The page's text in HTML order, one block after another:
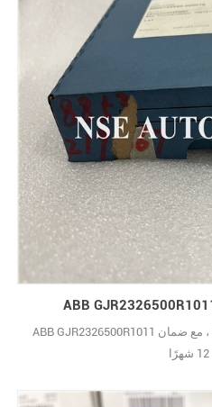
ABB GJR2326500R1011 وصول جديد بسعر جيد جودة عالية ، مع ضمان